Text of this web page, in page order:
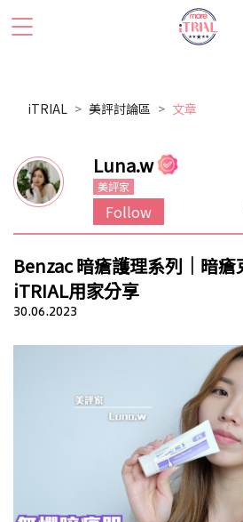
iTRIAL 美評討論區 文章
Luna.w
美評家
Follow
Benzac 暗瘡護理系列｜暗瘡
iTRIAL用家分享
30.06.2023